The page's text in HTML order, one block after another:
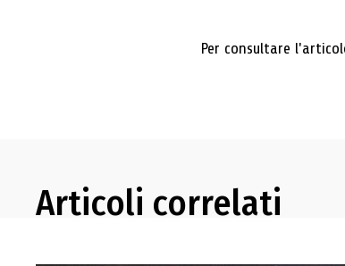
Per consultare
Articoli correlati